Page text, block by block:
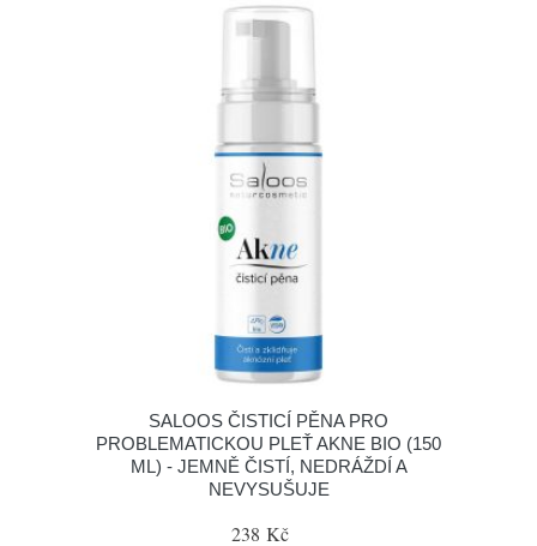
SALOOS ČISTICÍ PĚNA PRO
PROBLEMATICKOU PLEŤ AKNE BIO (150
ML) - JEMNĚ ČISTÍ, NEDRÁŽDÍ A
NEVYSUŠUJE
238 Kč